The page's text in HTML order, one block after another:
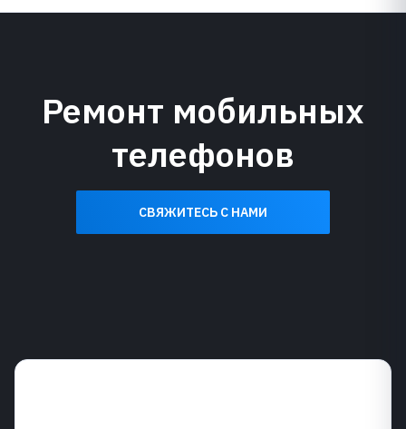
Ремонт мобильных
телефонов
СВЯЖИТЕСЬ С НАМИ